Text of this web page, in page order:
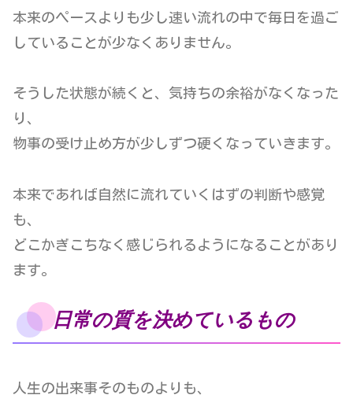
本来のペースよりも少し速い流れの中で毎日を過ご
していることが少なくありません。
そうした状態が続くと、気持ちの余裕がなくなった
り、
物事の受け止め方が少しずつ硬くなっていきます。
本来であれば自然に流れていくはずの判断や感覚
も、
どこかぎこちなく感じられるようになることがあり
ます。
日常の質を決めているもの
人生の出来事そのものよりも、